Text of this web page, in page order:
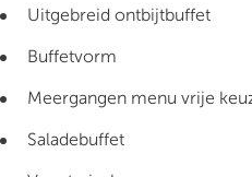
Uitgebreid ontbijtbuffet
Buffetvorm
Meergangen menu vrije
Saladebuffet